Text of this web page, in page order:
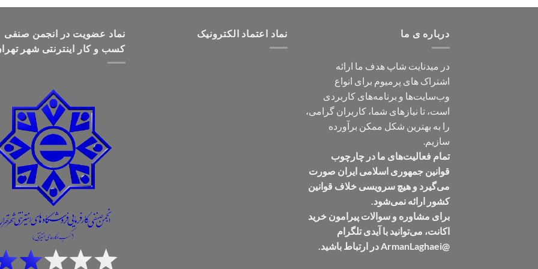
تومان499,000
درباره ی ما
در میدنایت شاپ هدف ما ارائه
اشتراک های پرمیوم برای انواع
وب‌سایت‌ها و برنامه‌های کاربردی
است، تا نیازهای شما، کاربران گرامی،
را به بهترین شکل ممکن برآورده
سازیم.
تمام فعالیت‌های ما در چارچوب
قوانین جمهوری اسلامی ایران صورت
می‌گیرد و هیچ سرویسی خلاف قوانین
کشور ارائه نمی‌شود.
برای مشاوره و سوالات پیرامون خرید
اکانت، می‌توانید با آیدی تلگرام
@ArmanLaghaei در ارتباط باشید.
نماد اعتماد الکترونیک
نماد عضویت در انجمن صنفی
کسب و کار اینترنتی شهر